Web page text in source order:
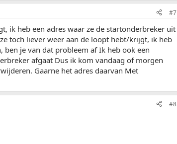
#7
ik heb een adres waar ze de startonderbreker uit
toch liever weer aan de loopt hebt/krijgt, ik heb
ben je van dat probleem af Ik heb ook een
afgaat Dus ik kom vandaag of morgen
Gaarne het adres daarvan Met
#8